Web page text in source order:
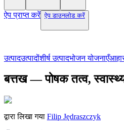
ऐप प्राप्त करें ऐप डाउनलोड करें
उत्पादउत्पादोंशीर्ष उत्पादभोजन योजनाएँ
बत्तख — पोषक तत्व,
द्वारा लिखा गया Filip Jędraszczyk